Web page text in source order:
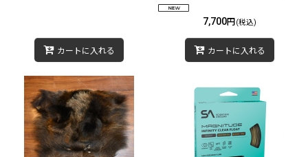
カートに入れる
7,700円 (税込)
カートに入れる